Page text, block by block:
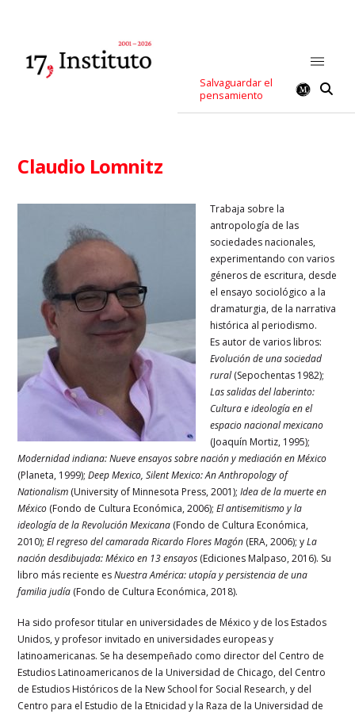
Salvaguardar el
pensamiento
Claudio Lomnitz
Trabaja sobre la
antropología de las
sociedades nacionales,
experimentando con varios
géneros de escritura, desde
el ensayo sociológico a la
dramaturgia, de la narrativa
histórica al periodismo.
Es autor de varios libros:
Evolución de una sociedad
rural(Sepochentas 1982);
Las salidas del laberinto:
Cultura e ideología en el
espacio nacional mexicano
(Joaquín Mortiz, 1995);
Modernidad indiana: Nueve ensayos sobre nación y mediación en México
(Planeta, 1999);Deep Mexico, Silent Mexico: An Anthropology of
Nationalism (University of Minnesota Press, 2001);Idea de la muerte en
México (Fondo de Cultura Económica, 2006);El antisemitismo y la
ideología de la Revolución Mexicana (Fondo de Cultura Económica,
2010);El regreso del camarada Ricardo Flores Magón (ERA, 2006); yLa
nación desdibujada: México en 13 ensayos (Ediciones Malpaso, 2016). Su
libro más reciente esNuestra América: utopía y persistencia de una
familia judía (Fondo de Cultura Económica, 2018).
Ha sido profesor titular en universidades de México y de los Estados
Unidos, y profesor invitado en universidades europeas y
latinoamericanas. Se ha desempeñado como director del Centro de
Estudios Latinoamericanos de la Universidad de Chicago, del Centro
de Estudios Históricos de la New School for Social Research, y del
Centro para el Estudio de la Etnicidad y la Raza de la Universidad de